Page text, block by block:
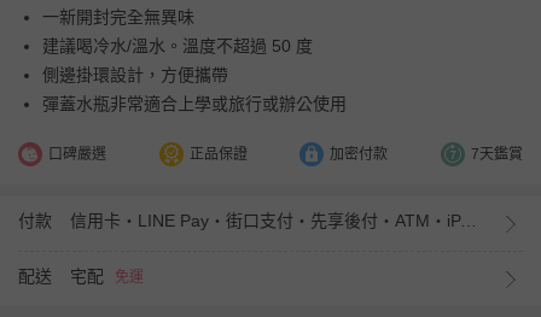
一新開封完全無異味
建議喝冷水/溫水。溫度不超過 50 度
側邊掛環設計，方便攜帶
彈蓋水瓶非常適合上學或旅行或辦公使用
口碑嚴選 正品保證 加密付款 7天鑑賞
付款 信用卡・LINE Pay・街口支付・先享後付・ATM・iPASS MONEY
配送 宅配 免運